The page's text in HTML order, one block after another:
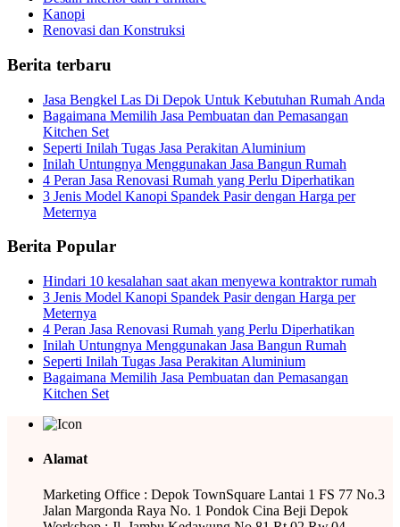
Kanopi
Renovasi dan Konstruksi
Berita terbaru
Jasa Bengkel Las Di Depok Untuk Kebutuhan Rumah Anda
Bagaimana Memilih Jasa Pembuatan dan Pemasangan
Kitchen Set
Seperti Inilah Tugas Jasa Perakitan Aluminium
Inilah Untungnya Menggunakan Jasa Bangun Rumah
4 Peran Jasa Renovasi Rumah yang Perlu Diperhatikan
3 Jenis Model Kanopi Spandek Pasir dengan Harga per
Meternya
Berita Popular
Hindari 10 kesalahan saat akan menyewa kontraktor rumah
3 Jenis Model Kanopi Spandek Pasir dengan Harga per
Meternya
4 Peran Jasa Renovasi Rumah yang Perlu Diperhatikan
Inilah Untungnya Menggunakan Jasa Bangun Rumah
Seperti Inilah Tugas Jasa Perakitan Aluminium
Bagaimana Memilih Jasa Pembuatan dan Pemasangan
Kitchen Set
Alamat
Marketing Office : Depok TownSquare Lantai 1 FS 77 No.3
Jalan Margonda Raya No. 1 Pondok Cina Beji Depok